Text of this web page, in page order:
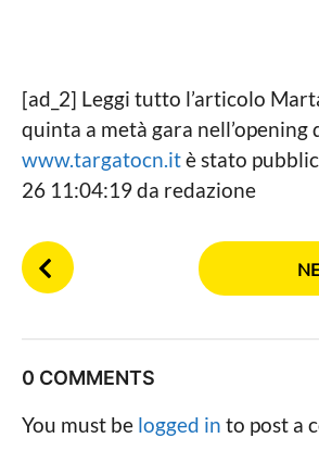
[ad_2] Leggi tutto l’articolo
quinta a metà gara nell’opening
www.targatocn.itè stato
26 11:04:19 da redazione
P
o
P
a
g
0 COMMENTS
You must be logged in to post a